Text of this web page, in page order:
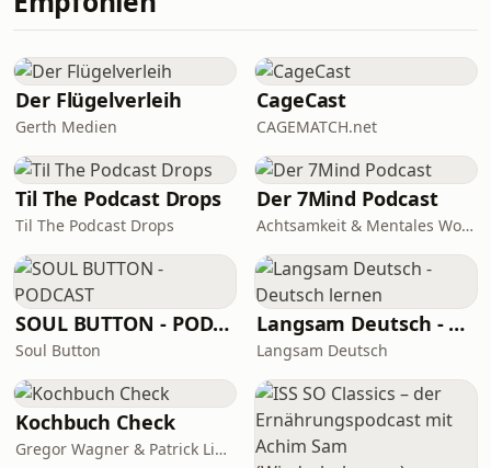
glaubt sie daran, dass ihre Tochter
kann, wenn sie lebenslang auf
Intensivbetreuung angewiesen ist
und Ausgrenzung fürchten muss
Der Flügelverleih
Gerth Medien
CageCast
CAGEMATCH.net
Til The Podcast Drops
Til The Podcast Drops
Der 7Mind Podcast
Achtsamkeit & Mentales Wohlbefinden
SOUL BUTTON - PODCAST
Soul Button
Langsam Deutsch - Deutsch lernen
Langsam Deutsch
Kochbuch Check
Gregor Wagner & Patrick Linke